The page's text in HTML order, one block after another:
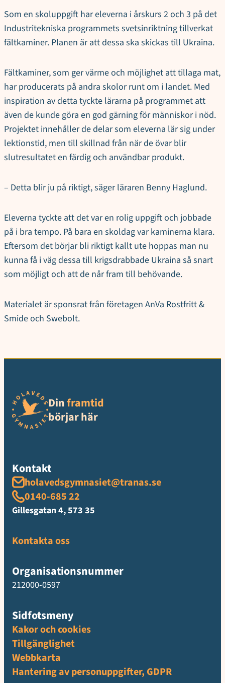
Som en skoluppgift har eleverna i årskurs 2 och 3 på det
Industritekniska programmets svetsinriktning tillverkat
fältkaminer. Planen är att dessa ska skickas till Ukraina.
Fältkaminer, som ger värme och möjlighet att tillaga mat,
har producerats på andra skolor runt om i landet. Med
inspiration av detta tyckte lärarna på programmet att
även de kunde göra en god gärning för människor i nöd.
Projektet innehåller de delar som eleverna lär sig under
lektionstid, men till skillnad från när de övar blir
slutresultatet en färdig och användbar produkt.
– Detta blir ju på riktigt, säger läraren Benny Haglund.
Eleverna tyckte att det var en rolig uppgift och jobbade
på i bra tempo. På bara en skoldag var kaminerna klara.
Eftersom det börjar bli riktigt kallt ute hoppas man nu
kunna få i väg dessa till krigsdrabbade Ukraina så snart
som möjligt och att de når fram till behövande.
Materialet är sponsrat från företagen AnVa Rostfritt &
Smide och Swebolt.
Dinframtid
börjar här
Kontakt
holavedsgymnasiet@tranas.se
0140-685 22
Gillesgatan 4, 573 35
Kontakta oss
Organisationsnummer
212000-0597
Sidfotsmeny
Kakor och cookies
Tillgänglighet
Webbkarta
Hantering av personuppgifter, GDPR